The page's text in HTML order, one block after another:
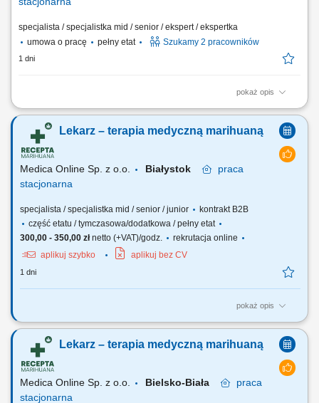
specjalista / specjalistka mid / senior / ekspert / ekspertka
umowa o pracę
pełny etat Szukamy 2 pracowników
1 dni
pokaż opis
GŁÓWNE ZADANIA przeprowadzanie czynności sprawdzających i
kontroli realizowanych przez Terenowy Wydział Kontroli III w Lublinie,
ze szczególnym uwzględnieniem zadań dotyczących dokumentacji
medycznej; przygotowywanie i analiza danych do planowych i
doraźnych kontroli realizacji umów o...
Lekarz – terapia medyczną marihuaną
Medica Online Sp. z o.o. Białystok
praca
stacjonarna
specjalista / specjalistka mid / senior / junior
kontrakt B2B
część etatu / tymczasowa/dodatkowa / pełny etat
300,00 - 350,00 złnetto (+VAT)/godz.
rekrutacja online
aplikuj szybko
aplikuj bez CV
1 dni
pokaż opis
Zapraszamy do współpracy z naszą firmą specjalizującą się w
medycznej marihuanie, działającej stacjonarnie. Poszukujemy
doświadczonych lekarzy i lekarek różnych specjalizacji, którzy są
otwarci na rozwój oraz poszerzanie wiedzy, aby dołączyć do naszego
zespołu jako tzn. Lekarz...
Lekarz – terapia medyczną marihuaną
Medica Online Sp. z o.o. Bielsko-Biała
praca
stacjonarna